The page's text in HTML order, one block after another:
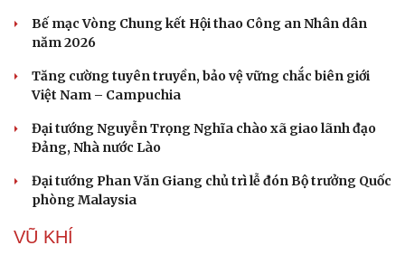
Bế mạc Vòng Chung kết Hội thao Công an Nhân dân
năm 2026
Tăng cường tuyên truyền, bảo vệ vững chắc biên giới
Việt Nam – Campuchia
Đại tướng Nguyễn Trọng Nghĩa chào xã giao lãnh đạo
Đảng, Nhà nước Lào
Đại tướng Phan Văn Giang chủ trì lễ đón Bộ trưởng Quốc
phòng Malaysia
VŨ KHÍ